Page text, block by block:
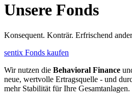
Unsere Fonds
Konsequent. Konträr. Erfrischend
sentix Fonds kaufen
Wir nutzen die Behavioral Finance
neue, wertvolle Ertragsquelle - und
mehr Stabilität für Ihre Gesamtanlagen.